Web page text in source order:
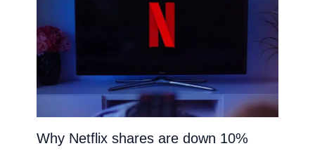
Why Netflix shares are down 10%